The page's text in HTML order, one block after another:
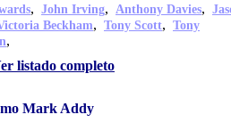
, John Irving, Anthony Davies,
Beckham, Tony Scott, Tony
,
listado completo
Mark Addy